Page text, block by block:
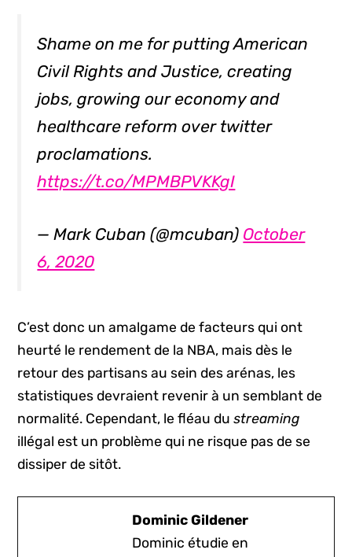
Shame on me for putting American
Civil Rights and Justice, creating
jobs, growing our economy and
healthcare reform over twitter
proclamations.
https://t.co/MPMBPVKKgI
— Mark Cuban (@mcuban) October
6, 2020
C’est donc un amalgame de facteurs qui ont
heurté le rendement de la NBA, mais dès le
retour des partisans au sein des arénas, les
statistiques devraient revenir à un semblant de
normalité. Cependant, le fléau dustreaming
illégal est un problème qui ne risque pas de se
dissiper de sitôt.
Dominic Gildener
Dominic étudie en